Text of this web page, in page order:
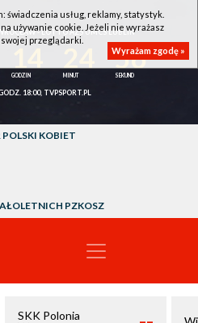
- LOTTO AZS UMCS LUBLIN
55
18:00, TVPSPORT.PL
KOBIET
PZKOSZ
SKK Polonia
świadczenia usług, reklamy, statystyk.
używanie cookie. Jeżeli nie wyrażasz
przeglądarki.
Wyrażam zgodę »